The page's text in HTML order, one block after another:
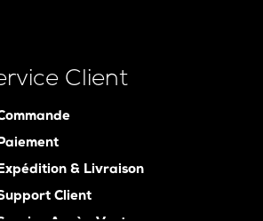
Client
& Livraison
Client